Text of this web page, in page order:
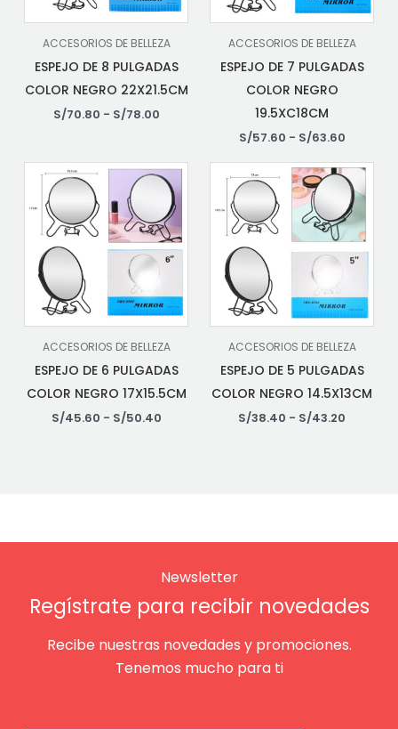
ACCESORIOS DE BELLEZA
ESPEJO DE 8 PULGADAS
COLOR NEGRO 22X21.5CM
S/70.80 - S/78.00
ACCESORIOS DE BELLEZA
ESPEJO DE 7 PULGADAS
COLOR NEGRO
19.5XC18CM
S/57.60 - S/63.60
ACCESORIOS DE BELLEZA
ESPEJO DE 6 PULGADAS
COLOR NEGRO 17X15.5CM
S/45.60 - S/50.40
ACCESORIOS DE BELLEZA
ESPEJO DE 5 PULGADAS
COLOR NEGRO 14.5X13CM
S/38.40 - S/43.20
Newsletter
Regístrate para recibir novedades
Recibe nuestras novedades y promociones.
Tenemos mucho para ti